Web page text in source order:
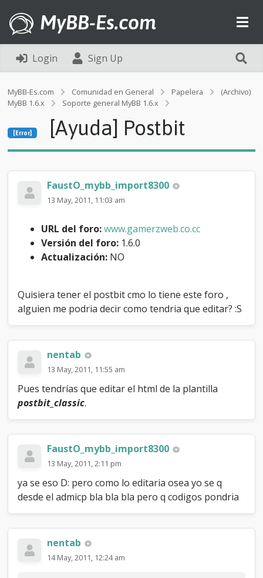
MyBB-Es.com
Login Sign Up
MyBB-Es.com Comunidad en General Papelera
(Archivo)
MyBB 1.6.x
Soporte general MyBB 1.6.x
[
A
y
d
a
]
s
[Error] [Ayuda] Postbit
FaustO_mybb_import8300
13 May, 2011, 11:03 am
URL del foro: www.gamerzweb.co.cc
Versión del foro: 1.6.0
Actualización: NO
Quisiera tener el postbit cmo lo tiene este foro ,
alguien me podria decir como tendria que editar? :S
nentab
13 May, 2011, 11:55 am
Pues tendrías que editar el html de la plantilla
postbit_classic.
FaustO_mybb_import8300
13 May, 2011, 2:11 pm
ya se eso D: pero como lo editaria osea yo se q
desde el admicp bla bla bla pero q codigos pondria
nentab
14 May, 2011, 12:24 am